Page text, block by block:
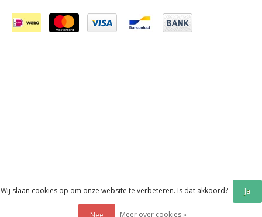
Wij slaan cookies op om onze website te verbeteren. Is dat akkoord? Ja
Nee Meer over cookies »